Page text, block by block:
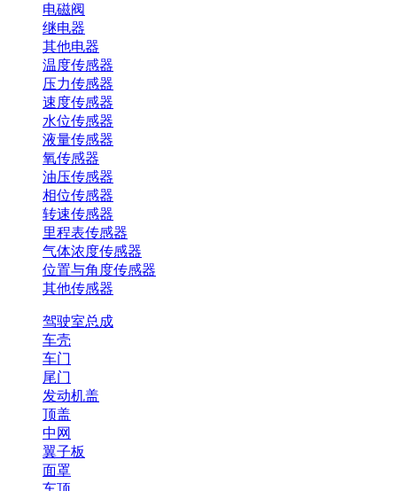
电磁阀
继电器
其他电器
温度传感器
压力传感器
速度传感器
水位传感器
液量传感器
氧传感器
油压传感器
相位传感器
转速传感器
里程表传感器
气体浓度传感器
位置与角度传感器
其他传感器
驾驶室总成
车壳
车门
尾门
发动机盖
顶盖
中网
翼子板
面罩